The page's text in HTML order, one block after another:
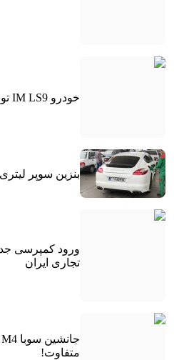
خودرو IM LS9 توسط نیکا موتور رونمایی شد
بنزین سوپر لیتری ۱۳۰ هزار تومان شد!
ورود کمپرسی
تجاری ایران
متفاوت!